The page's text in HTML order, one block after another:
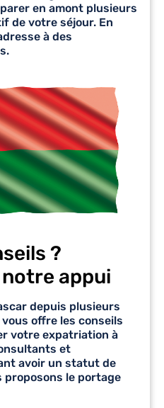
en amont plusieurs
de votre séjour. En
à des
?
appui
depuis plusieurs
vous offre les conseils
votre expatriation à
et
avoir un statut de
proposons le portage